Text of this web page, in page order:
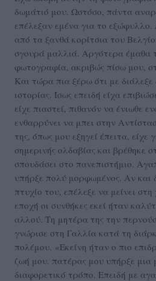
δωμάτιό μου. Ωστόσο, πάντα
επέλεξαν εμένα για το
από τα ξανθά κορίτσια του
σγουρά μαλλιά. Αργότερα έμαθα
φωτογραφία, ακριβώς πίσω μου,
Και τώρα πια ξέρω ότι με διάλεξε
ιστορίας. Ίσως επειδή είχα
είχε πιαστεί, πιθανόν να ένιωθε
ενθαρρύνει να μπει στην
της, όπως μου εξηγεί έπειτα, είχε
σημερινής ολδαβίας και βρέθηκε
σπουδάσει στο πανεπιστήμιο.
υπήρξε πολύ μορφωμένος. Αν και
πτυχίο του, επέλεξε να μείνει
εποχή οι συνθήκες εκεί ήταν
αλλού. Τη μητέρα της την
γνώρισε στη Γαλλία κατά τη
πολέμου. «Εκείνη ήταν ο πιο
ζωή μου. πατέρας μου υπήρξε μια
διαφορετικό τρόπο. Επειδή με